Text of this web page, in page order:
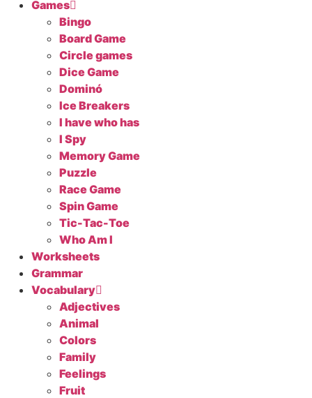
Games
Bingo
Board Game
Circle games
Dice Game
Dominó
Ice Breakers
I have who has
I Spy
Memory Game
Puzzle
Race Game
Spin Game
Tic-Tac-Toe
Who Am I
Worksheets
Grammar
Vocabulary
Adjectives
Animal
Colors
Family
Feelings
Fruit